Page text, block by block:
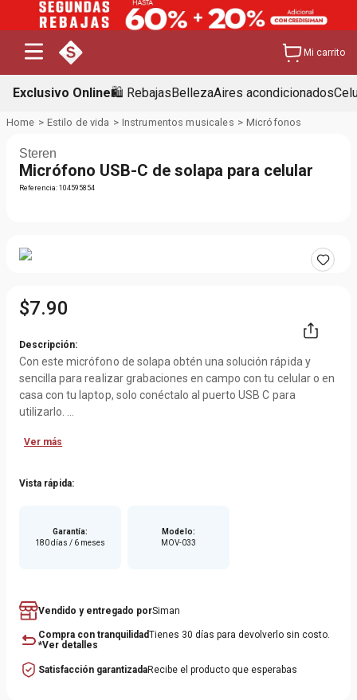
Mi carrito
Exclusivo Online🛍️ RebajasBellezaAires acondicionados
Estilo de vida Instrumentos musicales Micrófonos
Steren
Micrófono USB-C de solapa para celular
Referencia:104595854
$7.90
Descripción:
Con este micrófono de solapa obtén una solución rápida y
sencilla para realizar grabaciones en campo con tu celular o en
casa con tu laptop, solo conéctalo al puerto USB C para
utilizarlo.
El micrófono tiene filtro que reduce los ruidos por viento o
claridad y nitidez de audio, además, su patrón de captación es
Incorpora clip de presión para sujetarlo firmemente y no se
mueva.
Ver más
Vista rápida:
Garantía:
180 días / 6 meses
Modelo:
MOV-033
Vendido y entregado porSiman
Compra con tranquilidadTienes 30 días para devolverlo sin costo.
*Ver detalles
Satisfacción garantizadaRecibe el producto que esperabas